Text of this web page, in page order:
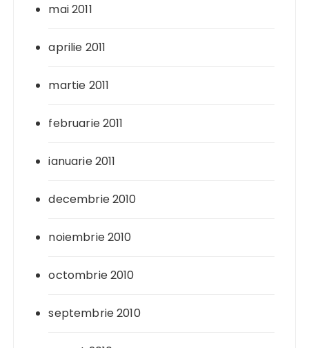
mai 2011
aprilie 2011
martie 2011
februarie 2011
ianuarie 2011
decembrie 2010
noiembrie 2010
octombrie 2010
septembrie 2010